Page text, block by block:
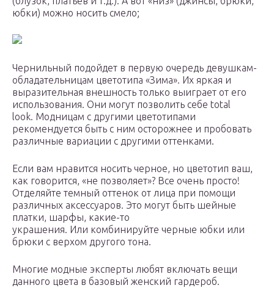
юбки) можно носить смело;
Чернильный подойдет в первую очередь девушкам-
обладательницам цветотипа «Зима». Их яркая и
выразительная внешность только выиграет от его
использования. Они могут позволить себе total
look. Модницам с другими цветотипами
рекомендуется быть с ним осторожнее и пробовать
различные вариации с другими оттенками.
Если вам нравится носить черное, но цветотип ваш,
как говорится, «не позволяет»? Все очень просто!
Отделяйте темный оттенок от лица при помощи
различных аксессуаров. Это могут быть шейные
платки, шарфы, какие-то
украшения. Или комбинируйте черные юбки или
брюки с верхом другого тона.
Многие модные эксперты любят включать вещи
данного цвета в базовый женский гардероб.